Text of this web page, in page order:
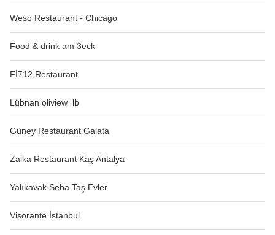
Weso Restaurant - Chicago
Food & drink am 3eck
Fİ712 Restaurant
Lübnan oliview_lb
Güney Restaurant Galata
Zaika Restaurant Kaş Antalya
Yalıkavak Seba Taş Evler
Visorante İstanbul